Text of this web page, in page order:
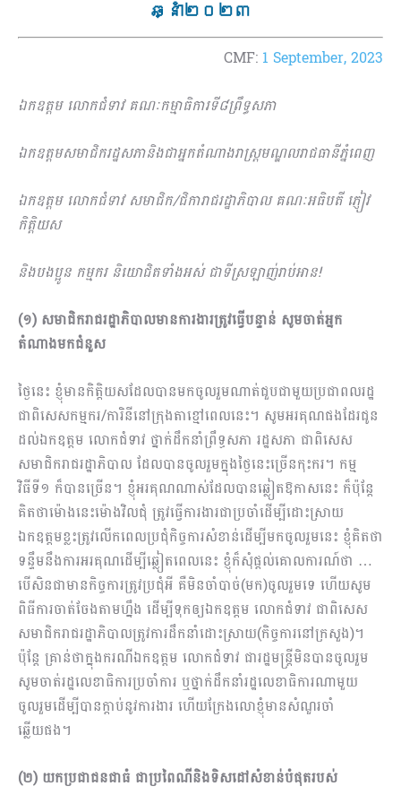
ឆ្នាំ២០២៣
CMF: 1 September, 2023
ឯកឧត្ដម លោកជំទាវ គណៈកម្មាធិការទី៨ព្រឹទ្ធសភា
ឯកឧត្ដមសមាជិករដ្ឋសភានិងជាអ្នកតំណាងរាស្រ្តមណ្ឌលរាជធានីភ្នំពេញ
ឯកឧត្ដម លោកជំទាវ សមាជិក/ជិការាជរដ្ឋាភិបាល គណៈអធិបតី ភ្ញៀវ
កិត្តិយស
និងបងប្អូន កម្មករ និយោជិតទាំងអស់ ជាទីស្រឡាញ់រាប់អាន!
(១) សមាជិករាជរដ្ឋាភិបាលមានការងារត្រូវធ្វើបន្ទាន់ សូមចាត់អ្នក
តំណាងមកជំនួស
ថ្ងៃនេះ ខ្ញុំមានកិត្តិយសដែលបានមកចូលរួមណាត់ជួបជាមួយប្រជាពលរដ្ឋ
ជាពិសេសកម្មករ/ការិនីនៅក្រុងតាខ្មៅពេលនេះ។ សូមអរគុណផងដែរជូន
ដល់ឯកឧត្ដម លោកជំទាវ ថ្នាក់ដឹកនាំព្រឹទ្ធសភា រដ្ឋសភា ជាពិសេស
សមាជិករាជរដ្ឋាភិបាល ដែលបានចូលរួមក្នុងថ្ងៃនេះច្រើនកុះករ។ កម្ម
វិធីទី១ ក៏បានច្រើន។ ខ្ញុំអរគុណណាស់ដែលបានឆ្លៀតឱកាសនេះ ក៏ប៉ុន្តែ
គិតថាម៉ោងនេះម៉ោងវិលជុំ ត្រូវធ្វើការងារជាប្រចាំដើម្បីដោះស្រាយ
ឯកឧត្ដមខ្លះត្រូវលើកពេលប្រជុំកិច្ចការសំខាន់ដើម្បីមកចូលរួមនេះ ខ្ញុំគិតថា
ទន្ទឹមនឹងការអរគុណដើម្បីឆ្លៀតពេលនេះ ខ្ញុំក៏សុំផ្ដល់គោលការណ៍ថា …
បើសិនជាមានកិច្ចការត្រូវប្រជុំអី គឺមិនចាំបាច់(មក)ចូលរួមទេ ហើយសូម
ពិធីការចាត់ចែងតាមហ្នឹង ដើម្បីទុកឲ្យឯកឧត្ដម លោកជំទាវ ជាពិសេស
សមាជិករាជរដ្ឋាភិបាលត្រូវការដឹកនាំដោះស្រាយ(កិច្ចការនៅក្រសួង)។
ប៉ុន្តែ គ្រាន់ថាក្នុងករណីឯកឧត្ដម លោកជំទាវ ជារដ្ឋមន្រ្តីមិនបានចូលរួម
សូមចាត់រដ្ឋលេខាធិការប្រចាំការ ឬថ្នាក់ដឹកនាំរដ្ឋលេខាធិការណាមួយ
ចូលរួមដើម្បីបានក្ដាប់នូវការងារ ហើយក្រែងលោខ្ញុំមានសំណួរចាំ
ឆ្លើយផង។
(២) យកប្រជាជនជាធំ ជាប្រពៃណីនិងទិសដៅសំខាន់បំផុតរបស់